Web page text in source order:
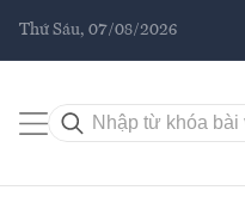
Thứ Sáu, 07/08/2026